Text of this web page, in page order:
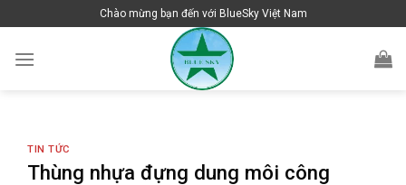
to
content
Chào mừng bạn đến với BlueSky Việt Nam
TIN TỨC
Thùng nhựa đựng dung môi công